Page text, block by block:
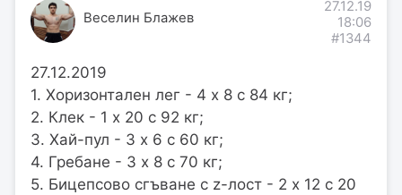
Веселин Блажев
27.12.19
18:06
#1344
27.12.2019
1. Хоризонтален лег - 4 х 8 с 84 кг;
2. Клек - 1 х 20 с 92 кг;
3. Хай-пул - 3 х 6 с 60 кг;
4. Гребане - 3 х 8 с 70 кг;
5. Бицепсово сгъване с z-лост - 2 х 12 с 20